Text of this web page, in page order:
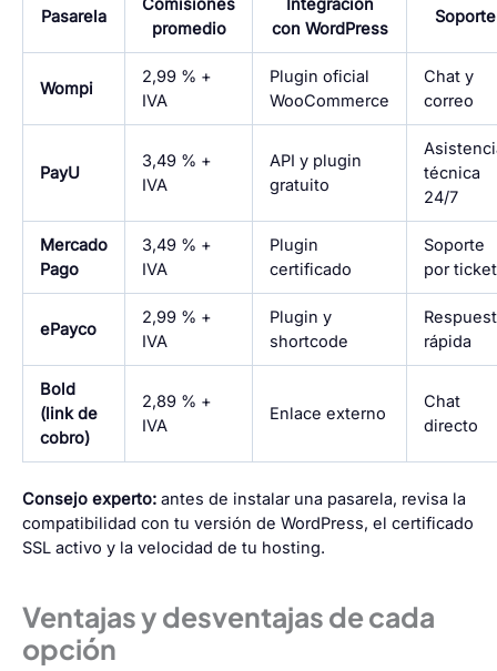
Pasarela
Comisiones
promedio
Integración
con WordPress
Soporte
Wompi
2,99 % +
IVA
Plugin oficial
WooCommerce
Chat y
correo
PayU
3,49 % +
IVA
API y plugin
gratuito
técnica
24/7
Mercado
Pago
3,49 % +
IVA
Plugin
certificado
Soporte
por ticket
ePayco
2,99 % +
IVA
Plugin y
shortcode
rápida
Bold
(link de
cobro)
2,89 % +
IVA
Enlace externo
Chat
directo
Consejo experto: antes de instalar una pasarela, revisa la
compatibilidad con tu versión de WordPress, el certificado
SSL activo y la velocidad de tu hosting.
Ventajas y desventajas de cada
opción